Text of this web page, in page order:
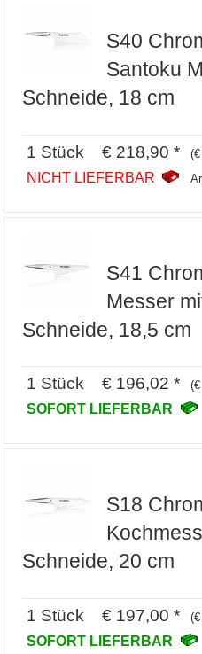
S40
Santoku
Schneide, 18 cm
1 Stück € 218,90 *
NICHT LIEFERBAR
S41
Messer
Schneide, 18,5 cm
1 Stück € 196,02 *
SOFORT LIEFERBAR
S18
Schneide, 20 cm
1 Stück € 197,00 *
SOFORT LIEFERBAR